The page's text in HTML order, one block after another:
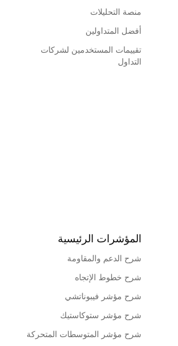
منصة التحليلات
أفضل المتداولين
تقييمات المستخدمين لشركات
التداول
المؤشرات الرئيسية
شرح الدعم والمقاومة
شرح خطوط الإتجاه
شرح مؤشر فيبوناتشي
شرح مؤشر ستوكاستيك
شرح مؤشر المتوسطات المتحركة